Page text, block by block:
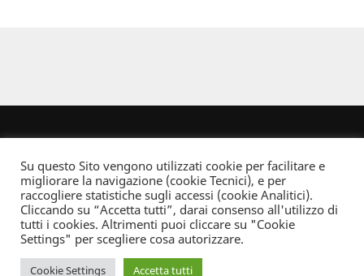
Dove non indicato altrimenti quest’opera è distribuita con Licenza
Creative Commons Attribuzione - Non commerciale - Non opere derivate 2.5 Italia
Informativa sulla privacy
Su questo Sito vengono utilizzati cookie per facilitare e
migliorare la navigazione (cookie Tecnici), e per
raccogliere statistiche sugli accessi (cookie Analitici).
Cliccando su “Accetta tutti”, darai consenso all'utilizzo di
tutti i cookies. Altrimenti puoi cliccare su "Cookie
Settings" per scegliere cosa autorizzare.
Cookie Settings Accetta tutti